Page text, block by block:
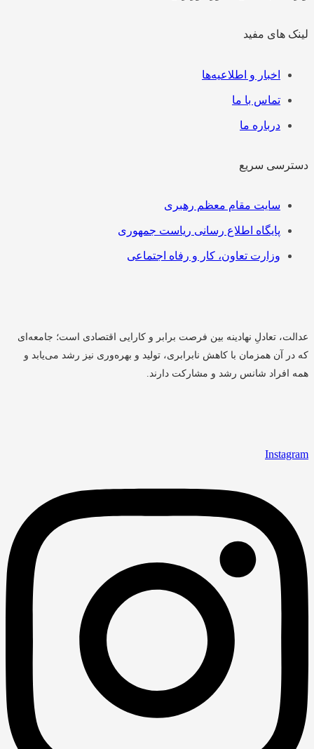
لینک های مفید
فهرستاخبار و اطلاعیه‌ها
تماس با ما
درباره ما
دسترسی سریع
فهرستسایت مقام معظم رهبری
پایگاه اطلاع رسانی ریاست جمهوری
وزارت تعاون، کار و رفاه اجتماعی
عدالت، تعادلِ نهادینه بین فرصت برابر و کارایی اقتصادی است؛ جامعه‌ای
که در آن همزمان با کاهش نابرابری، تولید و بهره‌وری نیز رشد می‌یابد و
همه افراد شانس رشد و مشارکت دارند.
Instagram